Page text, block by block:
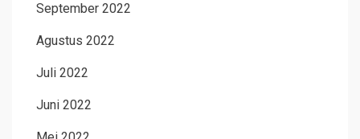
September 2022
Agustus 2022
Juli 2022
Juni 2022